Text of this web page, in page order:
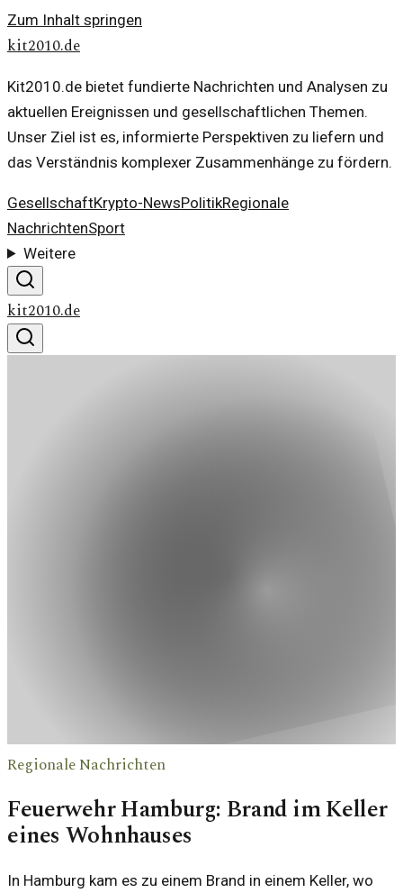
Zum Inhalt springen
kit2010.de
Kit2010.de bietet fundierte Nachrichten und Analysen zu
aktuellen Ereignissen und gesellschaftlichen Themen.
Unser Ziel ist es, informierte Perspektiven zu liefern und
das Verständnis komplexer Zusammenhänge zu fördern.
GesellschaftKrypto-NewsPolitikRegionale
NachrichtenSport
Weitere
kit2010.de
Regionale Nachrichten
Feuerwehr Hamburg: Brand im Keller
eines Wohnhauses
In Hamburg kam es zu einem Brand in einem Keller, wo